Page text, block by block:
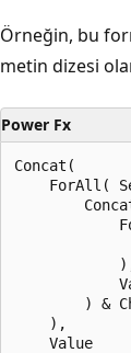
Örneğin, bu
metin dizesi
Power Fx
Concat(
ForAll(
) &
    ),
    Value